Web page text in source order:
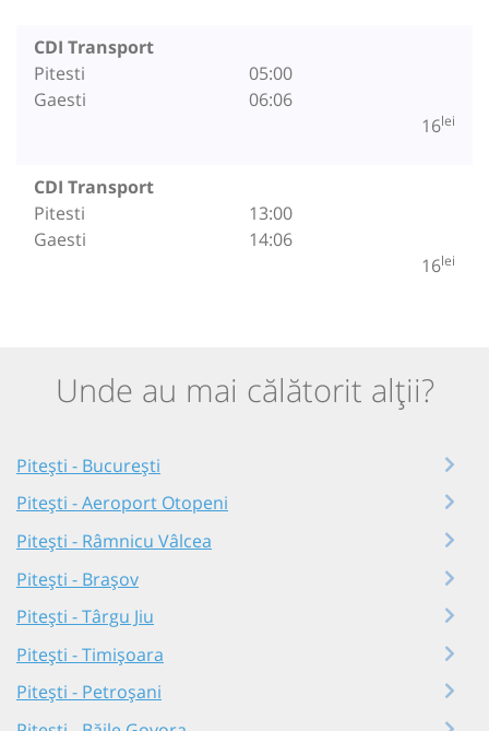
CDI Transport
Pitesti
Gaesti
05:00
06:06
16lei
CDI Transport
Pitesti
Gaesti
13:00
14:06
16lei
Unde au mai călătorit alții?
Pitești - București
Pitești - Aeroport Otopeni
Pitești - Râmnicu Vâlcea
Pitești - Brașov
Pitești - Târgu Jiu
Pitești - Timișoara
Pitești - Petroșani